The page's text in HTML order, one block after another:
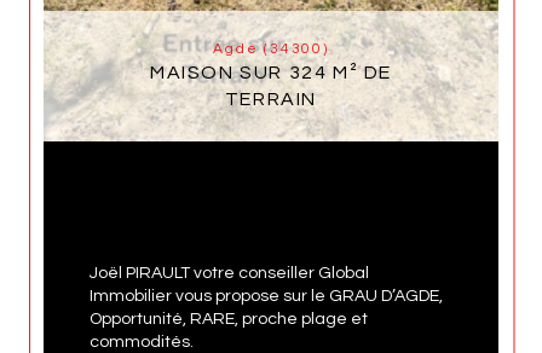
Agde (34300)
MAISON SUR 324 M² DE
TERRAIN
Joël PIRAULT votre conseiller Global
Immobilier vous propose sur le GRAU D’AGDE,
Opportunité, RARE, proche plage et
commodités.